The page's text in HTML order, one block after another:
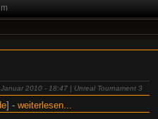
2010 - 18:47 | Unreal Tournament 3
] - weiterlesen...